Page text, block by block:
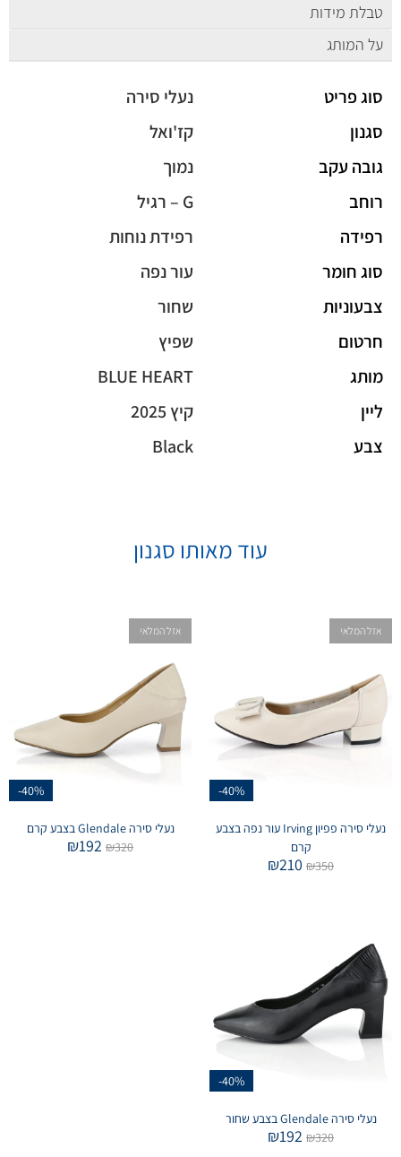
טבלת מידות
על המותג
סוג פריט
נעלי סירה
סגנון
קז'ואל
גובה עקב
נמוך
רוחב
G – רגיל
רפידה
רפידת נוחות
סוג חומר
עור נפה
צבעוניות
שחור
חרטום
שפיץ
מותג
BLUE HEART
ליין
קיץ 2025
צבע
Black
עוד מאותו סגנון
-40%
אזל המלאי
נעלי סירה פפיון Irving עור נפה בצבע
קרם
₪350
₪210
-40%
אזל המלאי
נעלי סירה Glendale בצבע קרם
₪320
₪192
-40%
נעלי סירה Glendale בצבע שחור
₪320
₪192